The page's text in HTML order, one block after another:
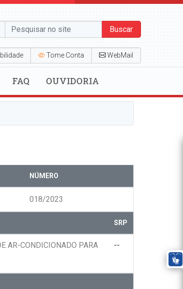
Buscar
Tome Conta WebMail
FAQ OUVIDORIA
NÚMERO
018/2023
SRP
AR-CONDICIONADO PARA
--